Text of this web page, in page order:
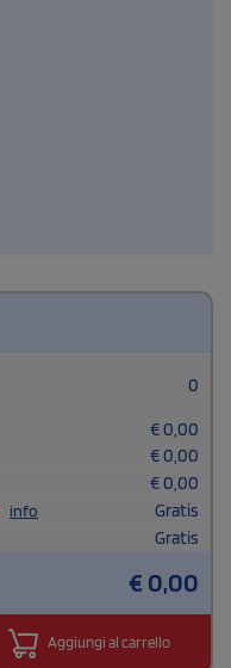
0
€0,00
€0,00
€0,00
info
Gratis
Gratis
€0,00
Aggiungi al carrello